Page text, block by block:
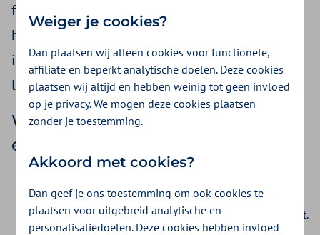
functioneert en wat er mogelijk is om het
handelen te verbeteren of te behouden. Deze
informatie helpt de arts om te bepalen wat de
logopedist wel of niet kan doen.
Wanneer declareert u een
eenmalig onderzoek?
voor het eenmalige onderzoek.
Als u een schriftelijke rapportage voor de verwijzer maakt.
Weiger je cookies?
Dan plaatsen wij alleen cookies voor functionele,
affiliate en beperkt analytische doelen. Deze cookies
plaatsen wij altijd en hebben weinig tot geen invloed
op je privacy. We mogen deze cookies plaatsen
zonder je toestemming.
Akkoord met cookies?
Dan geef je ons toestemming om ook cookies te
plaatsen voor uitgebreid analytische en
personalisatiedoelen. Deze cookies hebben invloed